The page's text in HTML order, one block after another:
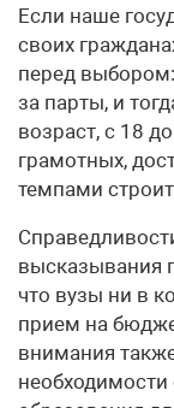
Если наше
своих
перед
за парты, и
возраст, с 18
грамотных,
темпами
высказывания
что вузы ни в
прием на
внимания